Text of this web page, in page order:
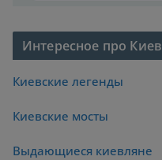
Интересное про Киев
Киевские легенды
Киевские мосты
Выдающиеся киевляне